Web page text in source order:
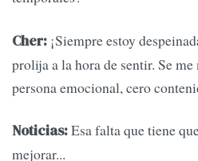
Cher: ¡Siempre estoy
prolija a la hora de sentir. Se
persona emocional, cero
Noticias:Esa falta que tiene